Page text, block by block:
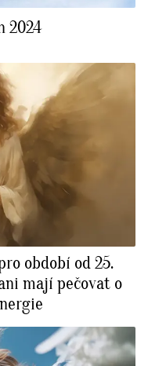
2024
období od 25.
mají pečovat o